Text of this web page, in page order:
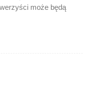
może będą